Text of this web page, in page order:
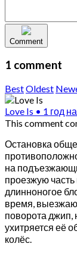
Comment
1 comment
BestOldest
Love Is • 1 год
This comment
Остановка
на
проезжую часть
длинноногое
время,
поворота джип,
ухитряется её
колёс.